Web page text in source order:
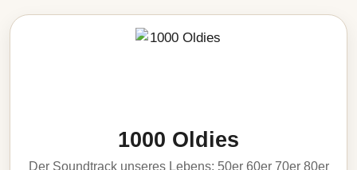
1000 Oldies
Der Soundtrack unseres Lebens: 50er 60er 70er 80er